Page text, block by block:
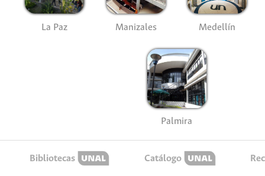
La Paz Manizales Medellín
Palmira
Bibliotecas Catálogo